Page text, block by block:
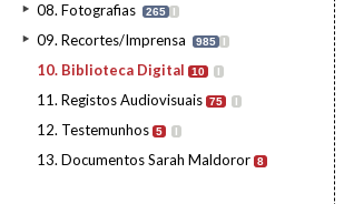
08. Fotografias 265 I
09. Recortes/Imprensa 985 I
10. Biblioteca Digital 10 I
11. Registos Audiovisuais 75 I
12. Testemunhos 5 I
13. Documentos Sarah Maldoror 8